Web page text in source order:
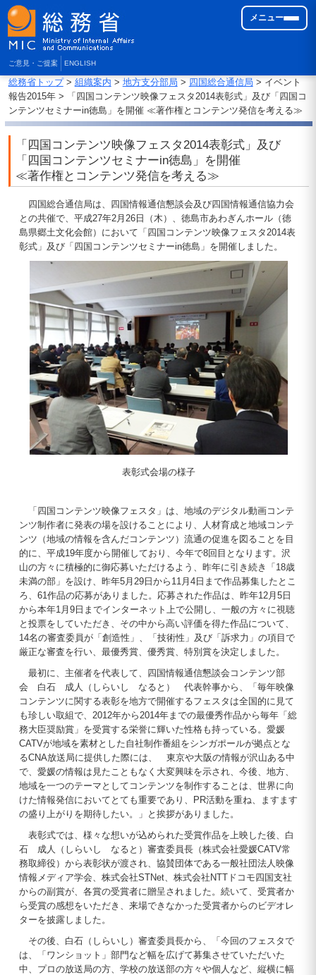
ご意見・ご提案 ENGLISH
メニュー
総務省トップ> 組織案内 > 地方支分部局 > 四国総合通信局 > イベント
報告2015年 > 「四国コンテンツ映像フェスタ2014表彰式」及び「四国コ
ンテンツセミナーin徳島」を開催 ≪著作権とコンテンツ発信を考える≫
「四国コンテンツ映像フェスタ2014表彰式」及び
「四国コンテンツセミナーin徳島」を開催
≪著作権とコンテンツ発信を考える≫
四国総合通信局は、四国情報通信懇談会及び四国情報通信協力会
との共催で、平成27年2月26日（木）、徳島市あわぎんホール（徳
島県郷土文化会館）において「四国コンテンツ映像フェスタ2014表
彰式」及び「四国コンテンツセミナーin徳島」を開催しました。
表彰式会場の様子
「四国コンテンツ映像フェスタ」は、地域のデジタル動画コンテ
ンツ制作者に発表の場を設けることにより、人材育成と地域コンテ
ンツ（地域の情報を含んだコンテンツ）流通の促進を図ることを目
的に、平成19年度から開催しており、今年で8回目となります。沢
山の方々に積極的に御応募いただけるよう、昨年に引き続き「18歳
未満の部」を設け、昨年5月29日から11月4日まで作品募集したとこ
ろ、61作品の応募がありました。応募された作品は、昨年12月5日
から本年1月9日までインターネット上で公開し、一般の方々に視聴
と投票をしていただき、その中から高い評価を得た作品について、
14名の審査委員が「創造性」、「技術性」及び「訴求力」の項目で
厳正な審査を行い、最優秀賞、優秀賞、特別賞を決定しました。
最初に、主催者を代表して、四国情報通信懇談会コンテンツ部
会 白石 成人（しらいし なると） 代表幹事から、「毎年映像
コンテンツに関する表彰を地方で開催するフェスタは全国的に見て
も珍しい取組で、2012年から2014年までの最優秀作品から毎年「総
務大臣奨励賞」を受賞する栄誉に輝いた性格も持っている。愛媛
CATVが地域を素材とした自社制作番組をシンガポールが拠点とな
るCNA放送局に提供した際には、 東京や大阪の情報が沢山ある中
で、愛媛の情報は見たこともなく大変興味を示され、今後、地方、
地域を一つのテーマとしてコンテンツを制作することは、世界に向
けた情報発信においてとても重要であり、PR活動を重ね、ますます
の盛り上がりを期待したい。」と挨拶がありました。
表彰式では、様々な想いが込められた受賞作品を上映した後、白
石 成人（しらいし なると）審査委員長（株式会社愛媛CATV常
務取締役）から表彰状が渡され、協賛団体である一般社団法人映像
情報メディア学会、株式会社STNet、株式会社NTTドコモ四国支社
からの副賞が、各賞の受賞者に贈呈されました。続いて、受賞者か
ら受賞の感想をいただき、来場できなかった受賞者からのビデオレ
ターを披露しました。
その後、白石（しらいし）審査委員長から、「今回のフェスタで
は、「ワンショット」部門など幅を広げて募集させていただいた
中、プロの放送局の方、学校の放送部の方々や個人など、縦横に幅